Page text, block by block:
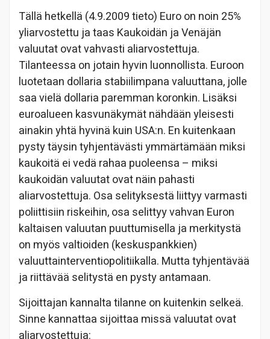
Tällä hetkellä (4.9.2009 tieto) Euro on noin 25%
yliarvostettu ja taas Kaukoidän ja Venäjän
valuutat ovat vahvasti aliarvostettuja.
Tilanteessa on jotain hyvin luonnollista. Euroon
luotetaan dollaria stabiilimpana valuuttana, jolle
saa vielä dollaria paremman koronkin. Lisäksi
euroalueen kasvunäkymät nähdään yleisesti
ainakin yhtä hyvinä kuin USA:n. En kuitenkaan
pysty täysin tyhjentävästi ymmärtämään miksi
kaukoitä ei vedä rahaa puoleensa – miksi
kaukoidän valuutat ovat näin pahasti
aliarvostettuja. Osa selityksestä liittyy varmasti
poliittisiin riskeihin, osa selittyy vahvan Euron
kaltaisen valuutan puuttumisella ja merkitystä
on myös valtioiden (keskuspankkien)
valuuttainterventiopolitiikalla. Mutta tyhjentävää
ja riittävää selitystä en pysty antamaan.
Sijoittajan kannalta tilanne on kuitenkin selkeä.
Sinne kannattaa sijoittaa missä valuutat ovat
aliarvostettuja: